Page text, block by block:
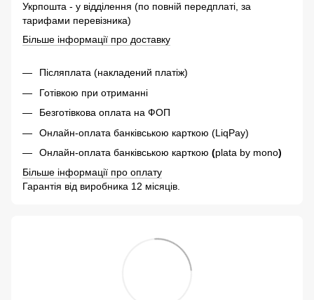
Укрпошта - у відділення (по повній передплаті, за
тарифами перевізника)
Більше інформації про доставку
Післяплата (накладений платіж)
Готівкою при отриманні
Безготівкова оплата на ФОП
Онлайн-оплата банківською карткою (LiqPay)
Онлайн-оплата банківською карткою (plata by mono)
Більше інформації про оплату
Гарантія від виробника 12 місяців.